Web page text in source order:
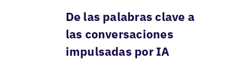
De las palabras clave a
las conversaciones
impulsadas por IA